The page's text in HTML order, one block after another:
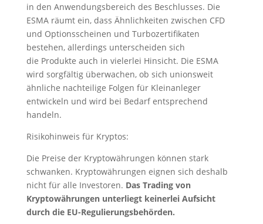
in den Anwendungsbereich des Beschlusses. Die
ESMA räumt ein, dass Ähnlichkeiten zwischen CFD
und Optionsscheinen und Turbozertifikaten
bestehen, allerdings unterscheiden sich
die Produkte auch in vielerlei Hinsicht. Die ESMA
wird sorgfältig überwachen, ob sich unionsweit
ähnliche nachteilige Folgen für Kleinanleger
entwickeln und wird bei Bedarf entsprechend
handeln.
Risikohinweis für Kryptos:
Die Preise der Kryptowährungen können stark
schwanken. Kryptowährungen eignen sich deshalb
nicht für alle Investoren. Das Trading von
Kryptowährungen unterliegt keinerlei Aufsicht
durch die EU-Regulierungsbehörden.